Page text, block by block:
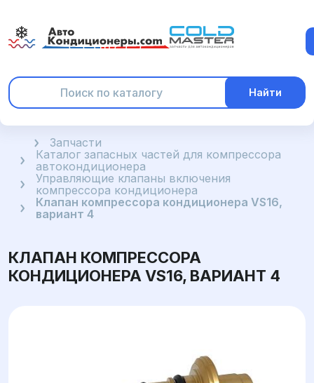
Найти
ГлавнаяЗапчасти
Каталог запасных частей для компрессора
автокондиционера
Управляющие клапаны включения
компрессора кондиционера
Клапан компрессора кондиционера VS16,
вариант 4
КЛАПАН КОМПРЕССОРА
КОНДИЦИОНЕРА VS16, ВАРИАНТ 4